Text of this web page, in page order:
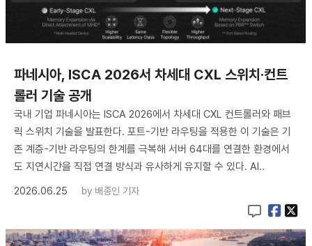
파네시아, ISCA 2026서 차세대 CXL 스위치·컨트
롤러 기술 공개
국내 기업 파네시아는 ISCA 2026에서 차세대 CXL 컨트롤러와 패브
릭 스위치 기술을 발표한다. 포트-기반 라우팅을 적용한 이 기술은 기
존 계층-기반 라우팅의 한계를 극복해 서버 64대를 연결한 환경에서
도 지연시간을 직접 연결 방식과 유사하게 유지할 수 있다. AI..
2026.06.25
by 배종인 기자